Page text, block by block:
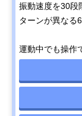
振動速度を30段
ターンが異なる
運動中でも操作